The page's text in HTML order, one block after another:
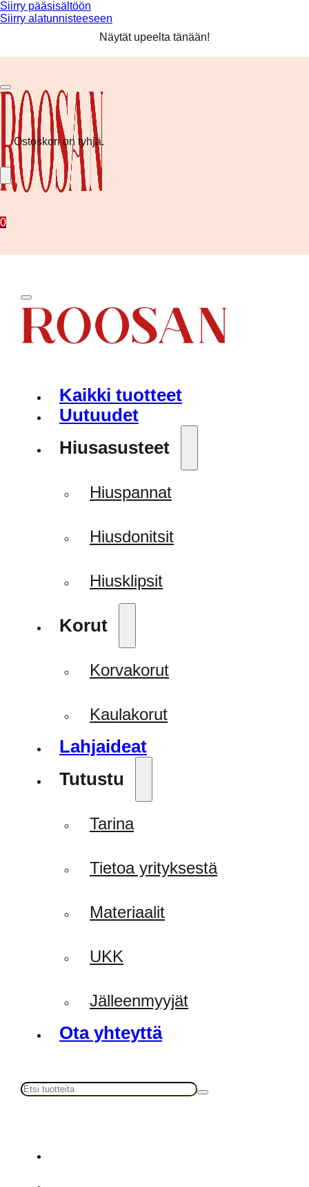
Siirry pääsisältöön
Siirry alatunnisteeseenIlmainen toimitus yli 80 € tilauksiin! ❤️
Näytät upeelta tänään!
0
Ostoskori on tyhjä.
Kaikki tuotteet
Uutuudet
Hiusasusteet
Hiuspannat
Hiusdonitsit
Hiusklipsit
Korut
Korvakorut
Kaulakorut
Lahjaideat
Tutustu
Tarina
Tietoa yrityksestä
Materiaalit
UKK
Jälleenmyyjät
Ota yhteyttä
Haku